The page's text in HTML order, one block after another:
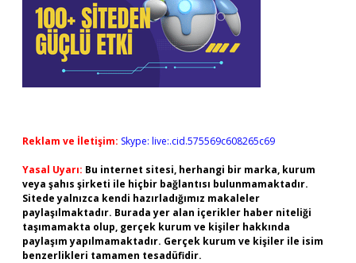
Reklam ve İletişim: Skype: live:.cid.575569c608265c69
Yasal Uyarı: Bu internet sitesi, herhangi bir marka, kurum
veya şahıs şirketi ile hiçbir bağlantısı bulunmamaktadır.
Sitede yalnızca kendi hazırladığımız makaleler
paylaşılmaktadır. Burada yer alan içerikler haber niteliği
taşımamakta olup, gerçek kurum ve kişiler hakkında
paylaşım yapılmamaktadır. Gerçek kurum ve kişiler ile isim
benzerlikleri tamamen tesadüfidir.